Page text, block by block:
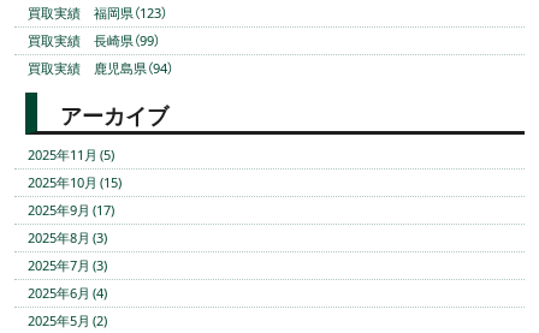
買取実績 福岡県（123）
買取実績 長崎県（99）
買取実績 鹿児島県（94）
アーカイブ
2025年11月 (5)
2025年10月 (15)
2025年9月 (17)
2025年8月 (3)
2025年7月 (3)
2025年6月 (4)
2025年5月 (2)